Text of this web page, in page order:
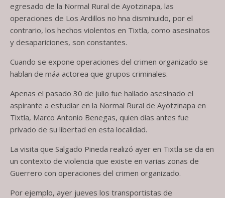
egresado de la Normal Rural de Ayotzinapa, las
operaciones de Los Ardillos no hna disminuido, por el
contrario, los hechos violentos en Tixtla, como asesinatos
y desapariciones, son constantes.
Cuando se expone operaciones del crimen organizado se
hablan de máa actorea que grupos criminales.
Apenas el pasado 30 de julio fue hallado asesinado el
aspirante a estudiar en la Normal Rural de Ayotzinapa en
Tixtla, Marco Antonio Benegas, quien días antes fue
privado de su libertad en esta localidad.
La visita que Salgado Pineda realizó ayer en Tixtla se da en
un contexto de violencia que existe en varias zonas de
Guerrero con operaciones del crimen organizado.
Por ejemplo, ayer jueves los transportistas de